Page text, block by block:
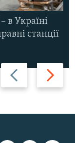
Назад Вперед
в Україні
станції